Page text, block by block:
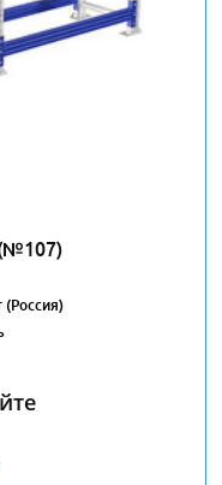
(№107)
(Россия)